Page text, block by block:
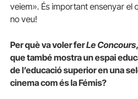
veiem». És important ensenyar el
no veu!
Per què va voler ferLe Concours
que també mostra un espai
de l’educació superior en una
cinema com és la Fémis?